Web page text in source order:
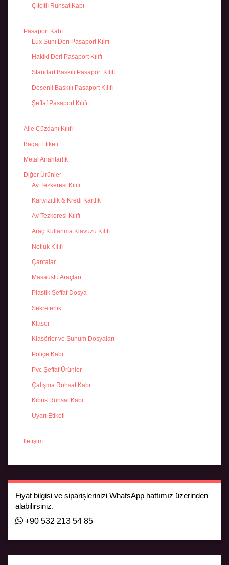
Çıtçıtlı Ruhsat Kabı
Pasaport Kabı
Lüx Suni Deri Pasaport Kılıfı
Hakiki Deri Pasaport Kılıfı
Standart Baskılı Pasaport Kılıfı
Desenli Baskılı Pasaport Kılıfı
Şeffaf Pasaport Kılıfı
Aile Cüzdanı Kılıfı
Bagaj Etiketi
Metal Anahtarlık
Diğer Ürünler
Av Tezkeresi Kılıfı
Kartvizitlik & Kredi Kartlık
Av Tezkeresi Kılıfı
Araç Kullanma Klavuzu Kılıfı
Notluk Kılıfı
Çantalar
Masaüstü Araçları
Plastik Şeffaf Dosya
Sekreterlik
Klasör
Klasörler ve Sunum Dosyaları
Poliçe Kabı
Pvc Şeffaf Ürünler
Çalışma Ruhsat Kabı
Kıbrıs Ruhsat Kabı
Uyarı Etiketi
İletişim
Fiyat bilgisi ve siparişlerinizi WhatsApp hattımız üzerinden
alabilirsiniz.
+90 532 213 54 85